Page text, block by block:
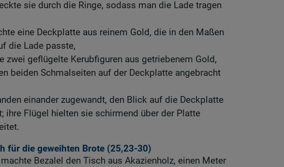
sie durch die Ringe, sodass man die Lade tragen
eine Deckplatte aus reinem Gold, die in den Maßen
die Lade passte,
zwei geflügelte Kerubfiguren aus getriebenem Gold,
beiden Schmalseiten auf der Deckplatte angebracht
einander zugewandt, den Blick auf die Deckplatte
ihre Flügel hielten sie schirmend über der Platte
für die geweihten Brote (25,23-30)
machte Bezalel den Tisch aus Akazienholz, einen Meter